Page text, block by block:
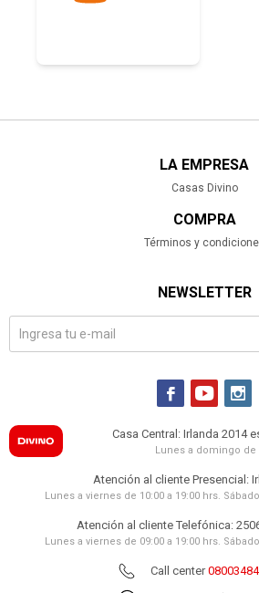
LA EMPRESA
Casas Divino
COMPRA
Términos y
NEWSLETTER
  
Casa Central: Irlanda 2014
Lunes a domingo de
Atención al cliente Presencial:
Lunes a viernes de 10:00 a 19:00 hrs.
Atención al cliente Telefónica:
Lunes a viernes de 09:00 a 19:00 hrs.
Call center08003484